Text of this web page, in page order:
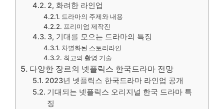
2, 화려한 라인업
드라마의 주제와 내용
프리미엄 제작진
3, 기대를 모으는 드라마의 특징
차별화된 스토리라인
최고의 촬영 기술
다양한 장르의 넷플릭스 한국드라마 전망
2023년 넷플릭스 한국드라마 라인업 공개
기대되는 넷플릭스 오리지널 한국 드라마 특
징